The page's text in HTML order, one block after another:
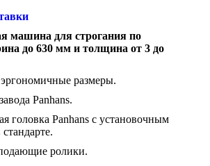
машина для строгания по
до 630 мм и толщина от 3 до
размеры.
Panhans.
головка Panhans с установочным
ролики.